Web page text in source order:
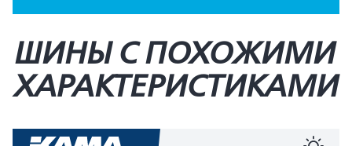
ШИНЫ С ПОХОЖИМИ
ХАРАКТЕРИСТИКАМИ